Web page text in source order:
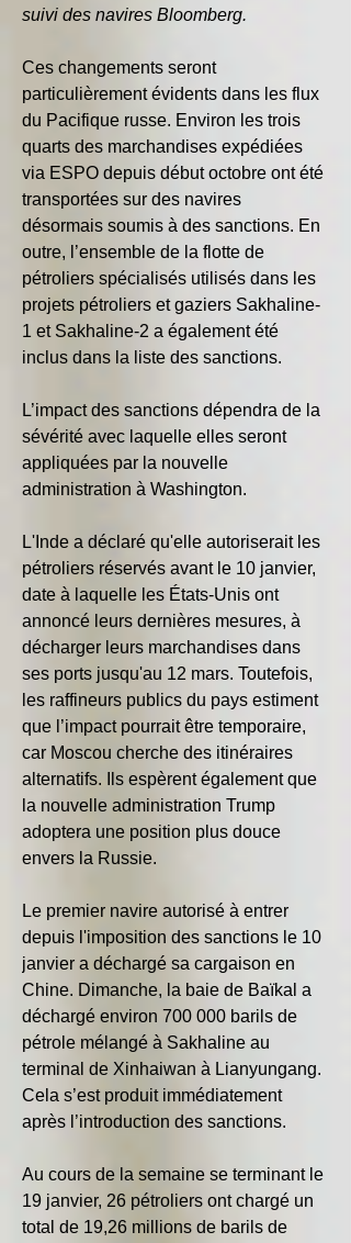
suivi des navires Bloomberg.
Ces changements seront
particulièrement évidents dans les flux
du Pacifique russe. Environ les trois
quarts des marchandises expédiées
via ESPO depuis début octobre ont été
transportées sur des navires
désormais soumis à des sanctions. En
outre, l’ensemble de la flotte de
pétroliers spécialisés utilisés dans les
projets pétroliers et gaziers Sakhaline-
1 et Sakhaline-2 a également été
inclus dans la liste des sanctions.
L’impact des sanctions dépendra de la
sévérité avec laquelle elles seront
appliquées par la nouvelle
administration à Washington.
L'Inde a déclaré qu'elle autoriserait les
pétroliers réservés avant le 10 janvier,
date à laquelle les États-Unis ont
annoncé leurs dernières mesures, à
décharger leurs marchandises dans
ses ports jusqu'au 12 mars. Toutefois,
les raffineurs publics du pays estiment
que l’impact pourrait être temporaire,
car Moscou cherche des itinéraires
alternatifs. Ils espèrent également que
la nouvelle administration Trump
adoptera une position plus douce
envers la Russie.
Le premier navire autorisé à entrer
depuis l'imposition des sanctions le 10
janvier a déchargé sa cargaison en
Chine. Dimanche, la baie de Baïkal a
déchargé environ 700 000 barils de
pétrole mélangé à Sakhaline au
terminal de Xinhaiwan à Lianyungang.
Cela s’est produit immédiatement
après l’introduction des sanctions.
Au cours de la semaine se terminant le
19 janvier, 26 pétroliers ont chargé un
total de 19,26 millions de barils de